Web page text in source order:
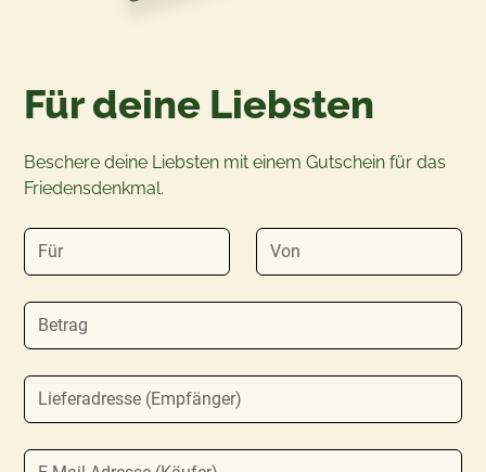
Für deine Liebsten
Beschere deine Liebsten mit einem Gutschein für das
Friedensdenkmal.